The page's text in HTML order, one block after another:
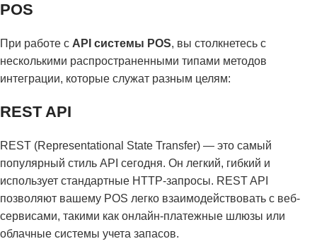
POS
При работе с API системы POS, вы столкнетесь с
несколькими распространенными типами методов
интеграции, которые служат разным целям:
REST API
REST (Representational State Transfer) — это самый
популярный стиль API сегодня. Он легкий, гибкий и
использует стандартные HTTP-запросы. REST API
позволяют вашему POS легко взаимодействовать с веб-
сервисами, такими как онлайн-платежные шлюзы или
облачные системы учета запасов.